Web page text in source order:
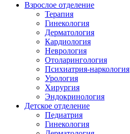
Взрослое отделение
Терапия
Гинекология
Дерматология
Кардиология
Неврология
Отоларингология
Психиатрия-наркология
Урология
Хирургия
Эндокринология
Детское отделение
Педиатрия
Гинекология